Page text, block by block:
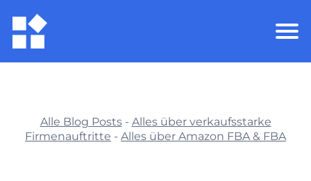
Alle Blog Posts- Alles über verkaufsstarke
Firmenauftritte - Alles über Amazon FBA & FBA